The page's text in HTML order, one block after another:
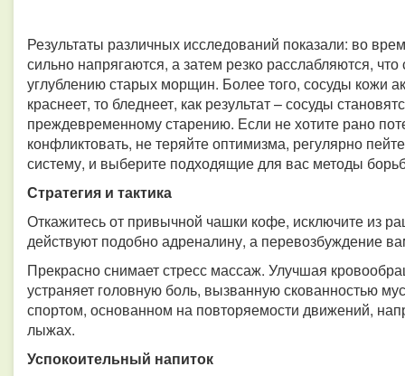
Результаты различных исследований показали: во
сильно напрягаются, а затем резко расслабляются,
углублению старых морщин. Более того, сосуды кожи
краснеет, то бледнеет, как результат – сосуды
преждевременному старению. Если не хотите рано
конфликтовать, не теряйте оптимизма, регулярно
систему, и выберите подходящие для вас методы
Стратегия и тактика
Откажитесь от привычной чашки кофе, исключите из
действуют подобно адреналину, а перевозбуждение
Прекрасно снимает стресс массаж. Улучшая
устраняет головную боль, вызванную скованностью
спортом, основанном на повторяемости движений,
лыжах.
Успокоительный напиток